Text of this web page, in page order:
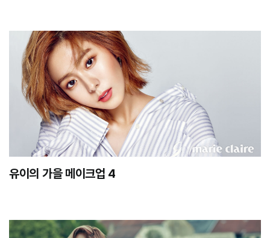
유이의 가을 메이크업 4